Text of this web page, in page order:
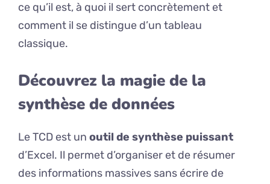
ce qu’il est, à quoi il sert concrètement et
comment il se distingue d’un tableau
classique.
Découvrez la magie de la
synthèse de données
Le TCD est un outil de synthèse puissant
d’Excel. Il permet d’organiser et de résumer
des informations massives sans écrire de